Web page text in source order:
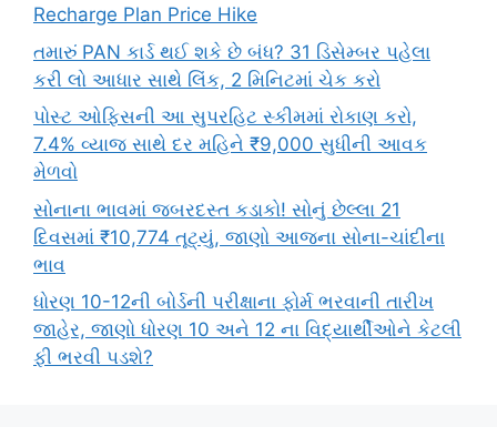
Recharge Plan Price Hike
તમારું PAN કાર્ડ થઈ શકે છે બંધ? 31 ડિસેમ્બર પહેલા
કરી લો આધાર સાથે લિંક, 2 મિનિટમાં ચેક કરો
પોસ્ટ ઓફિસની આ સુપરહિટ સ્કીમમાં રોકાણ કરો,
7.4% વ્યાજ સાથે દર મહિને ₹9,000 સુધીની આવક
મેળવો
સોનાના ભાવમાં જબરદસ્ત કડાકો! સોનું છેલ્લા 21
દિવસમાં ₹10,774 તૂટ્યું, જાણો આજના સોના-ચાંદીના
ભાવ
ધોરણ 10-12ની બોર્ડની પરીક્ષાના ફોર્મ ભરવાની તારીખ
જાહેર, જાણો ધોરણ 10 અને 12 ના વિદ્યાર્થીઓને કેટલી
ફી ભરવી પડશે?